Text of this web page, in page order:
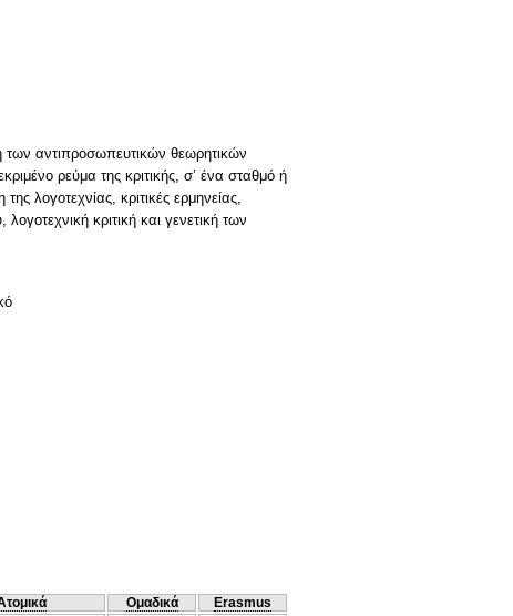
των αντιπροσωπευτικών θεωρητικών
ρεύμα της κριτικής, σ’ ένα σταθμό ή
λογοτεχνίας, κριτικές ερμηνείας,
κριτική και γενετική των
Ομαδικά
Erasmus